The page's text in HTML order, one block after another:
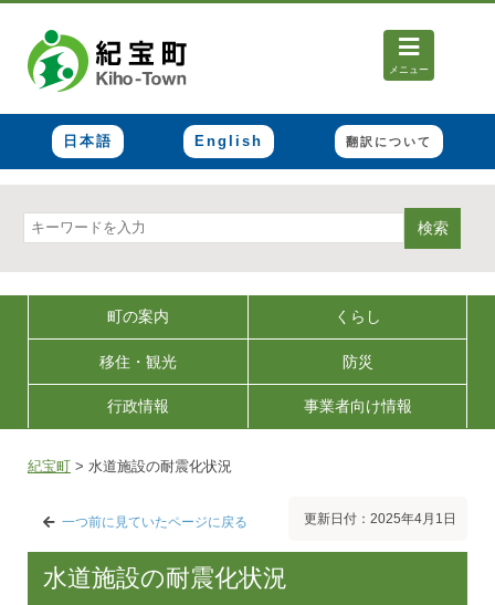
メニュー
日本語 English 翻訳について
検索
町の案内 くらし
移住・観光 防災
行政情報 事業者向け情報
紀宝町 > 水道施設の耐震化状況
一つ前に見ていたページに戻る 更新日付：2025年4月1日
水道施設の耐震化状況